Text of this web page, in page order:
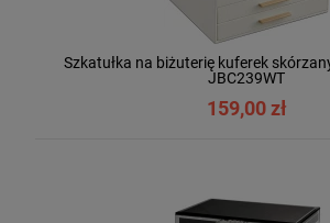
Szkatułka na biżuterię kuferek
JBC239WT
159,00 zł